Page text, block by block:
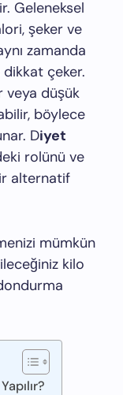
Geleneksel
şeker ve
zamanda
çeker.
veya düşük
böylece
Diyet
rolünü ve
alternatif
mümkün
kilo